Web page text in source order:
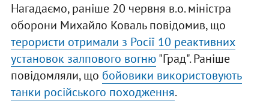
Нагадаємо, раніше 20 червня в.о. міністра
оборони Михайло Коваль повідомив, що
терористи отримали з Росії 10 реактивних
установок залпового вогню"Град". Раніше
повідомляли, що бойовики використовують
танки російського походження.